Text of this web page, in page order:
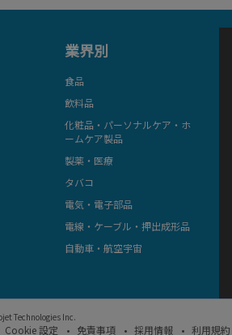
業界別
食品
飲料品
化粧品・パーソナルケア・ホ
ームケア製品
製薬・医療
タバコ
電気・電子部品
電線・ケーブル・押出成形品
自動車・航空宇宙
Technologies Inc.
Cookie 設定 免責事項 採用情報 利用規約